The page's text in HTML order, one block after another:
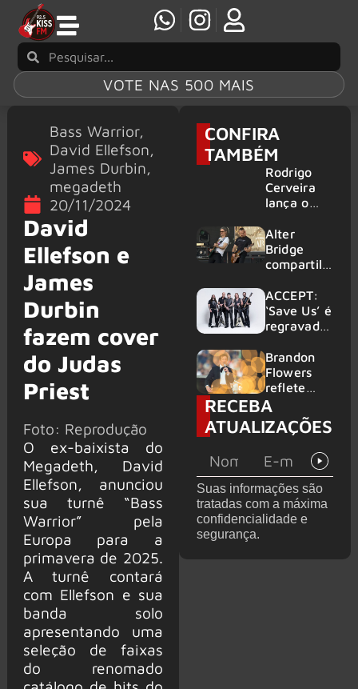
VOTE NAS 500 MAIS
Bass Warrior,
David Ellefson,
James Durbin,
megadeth
20/11/2024
David
Ellefson e
James
Durbin
fazem cover
do Judas
Priest
Foto: Reprodução
O ex-baixista do
Megadeth, David
Ellefson, anunciou
sua turnê “Bass
Warrior” pela
Europa para a
primavera de 2025.
A turnê contará
com Ellefson e sua
banda solo
apresentando uma
seleção de faixas
do renomado
CONFIRA
TAMBÉM
Rodrigo
Cerveira
lança o
Searcher”
Alter
Bridge
compartilh
vivo de
“Fortress”
gravada
am Ring
2026
ACCEPT:
‘Save Us’ é
regravada
membros
do GHOST
e KORN
Brandon
Flowers
reflete
sobre o
futuro e
levanta
de de
deixar os
palcos
RECEBA
ATUALIZAÇÕES
Suas informações são
tratadas com a máxima
confidencialidade e
segurança.